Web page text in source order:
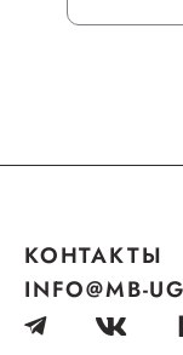
КОНТАКТЫ
INFO@MB-